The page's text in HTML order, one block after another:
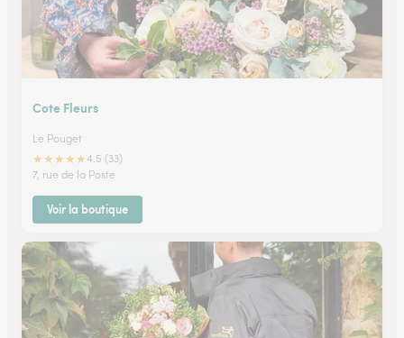
Cote Fleurs
Le Pouget
★★★★★4.5 (33)
7, rue de la Poste
Voir la boutique